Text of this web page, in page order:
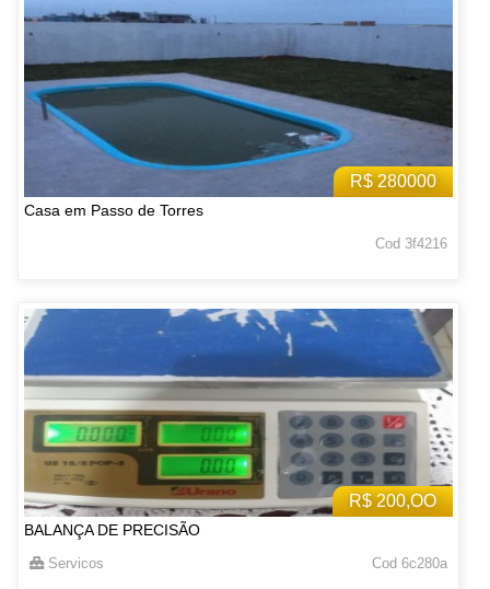
R$ 280000
Casa em Passo de Torres
Cod 3f4216
R$ 200,OO
BALANÇA DE PRECISÃO
Servicos Cod 6c280a